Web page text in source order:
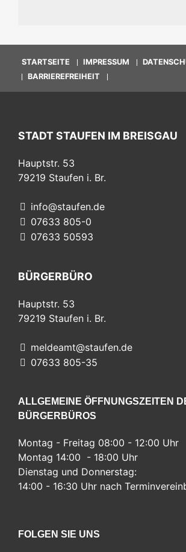
STARTSEITE IMPRESSUM
BARRIEREFREIHEIT
STADT STAUFEN IM BREISGAU
Hauptstr. 53
79219 Staufen i. Br.
info@staufen.de
07633 805-0
07633 50593
BÜRGERBÜRO
Hauptstr. 53
79219 Staufen i. Br.
meldeamt@staufen.de
07633 805-35
ALLGEMEINE ÖFFNUNGSZEITEN
BÜRGERBÜROS
Montag - Freitag 08:00 - 12:00 Uhr
Montag 14:00 - 18:00 Uhr
Dienstag und Donnerstag:
14:00 - 16:30 Uhr nach
FOLGEN SIE UNS